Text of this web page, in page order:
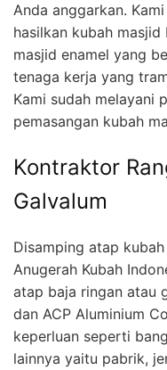
Anda anggarkan.
hasilkan kubah
masjid enamel yang
tenaga kerja yang
Kami sudah melayani
pemasangan kubah
Kontraktor
Galvalum
Disamping atap
Anugerah Kubah
atap baja ringan atau
dan ACP Aluminium
keperluan seperti
lainnya yaitu pabrik,